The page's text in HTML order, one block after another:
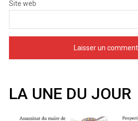
Site web
LA UNE DU JOUR